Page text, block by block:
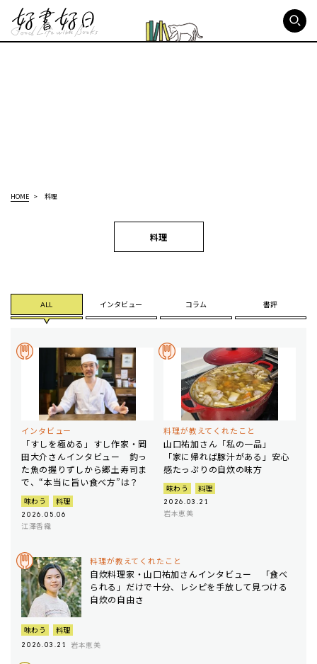
HOME 料理
料理
ALL インタビュー コラム 書評
インタビュー
「すしを極める」すし作家・岡
田大介さんインタビュー 釣っ
た魚の握りずしから郷土寿司ま
で、“本当に旨い食べ方”は？
味わう 料理
2026.05.06
江澤香織
料理が教えてくれたこと
山口祐加さん「私の一品」
「家に帰れば豚汁がある」安心
感たっぷりの自炊の味方
味わう 料理
2026.03.21
岩本恵美
料理が教えてくれたこと
自炊料理家・山口祐加さんインタビュー 「食べ
られる」だけで十分、レシピを手放して見つける
自炊の自由さ
味わう 料理
2026.03.21 岩本恵美